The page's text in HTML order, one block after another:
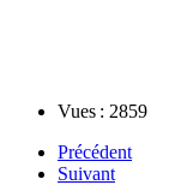
Vues : 2859
Précédent
Suivant